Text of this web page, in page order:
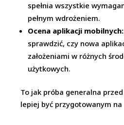
spełnia wszystkie
pełnym wdrożeniem.
Ocena aplikacji mobilnych:
sprawdzić, czy nowa
założeniami w różnych
użytkowych.
To jak próba generalna
lepiej być przygotowanym